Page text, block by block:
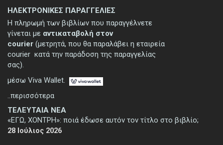
ΤΕΛΕΥΤΑΙΑ ΝΕΑ
«ΕΓΩ, ΧΟΝΤΡΗ»: ποιά έδωσε αυτόν τον τίτλο στο βιβλίο;
28 Ιούλιος 2026
ΗΛΕΚΤΡΟΝΙΚΕΣ ΠΑΡΑΓΓΕΛΙΕΣ
Η πληρωμή των βιβλίων που παραγγέλνετε
γίνεται με αντικαταβολή στον
courier (μετρητά, που θα παραλάβει η εταιρεία
courier κατά την παράδοση της παραγγελίας
σας).
μέσω Viva Wallet.
..περισσότερα